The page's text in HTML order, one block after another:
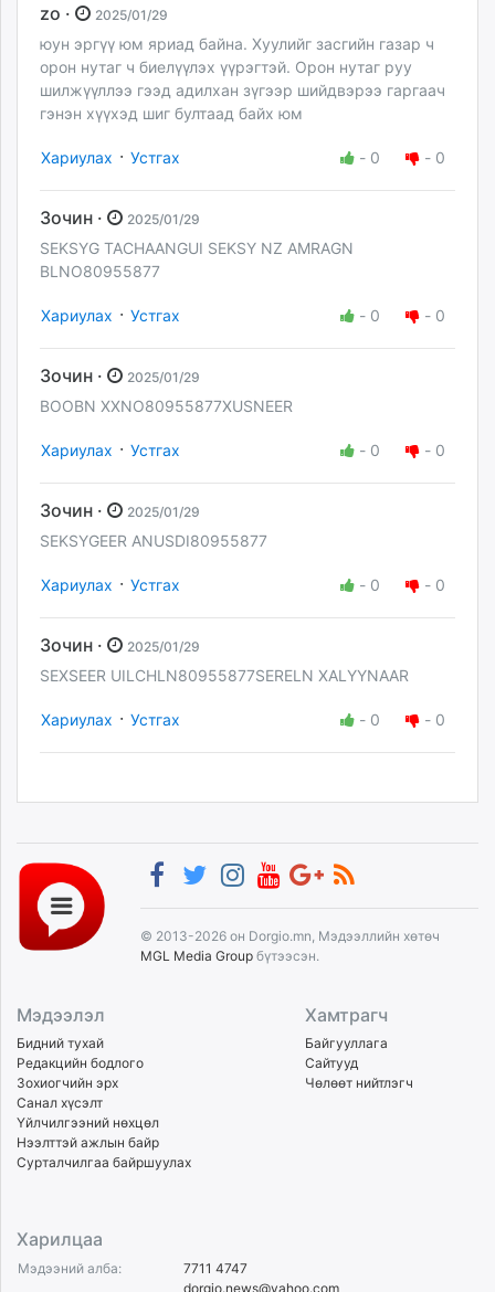
zo · 2025/01/29
юун эргүү юм яриад байна. Хуулийг засгийн газар ч
орон нутаг ч биелүүлэх үүрэгтэй. Орон нутаг руу
шилжүүллээ гээд адилхан зүгээр шийдвэрээ гаргаач
гэнэн хүүхэд шиг бултаад байх юм
Хариулах · Устгах - 0 - 0
Зочин · 2025/01/29
SEKSYG TACHAANGUI SEKSY NZ AMRAGN
BLNO80955877
Хариулах · Устгах - 0 - 0
Зочин · 2025/01/29
BOOBN XXNO80955877XUSNEER
Хариулах · Устгах - 0 - 0
Зочин · 2025/01/29
SEKSYGEER ANUSDI80955877
Хариулах · Устгах - 0 - 0
Зочин · 2025/01/29
SEXSEER UILCHLN80955877SERELN XALYYNAAR
Хариулах · Устгах - 0 - 0
© 2013-2026 он Dorgio.mn, Мэдээллийн хөтөч
MGL Media Group бүтээсэн.
Мэдээлэл
Бидний тухай
Редакцийн бодлого
Зохиогчийн эрх
Санал хүсэлт
Үйлчилгээний нөхцөл
Нээлттэй ажлын байр
Сурталчилгаа байршуулах
Хамтрагч
Байгууллага
Сайтууд
Чөлөөт нийтлэгч
Харилцаа
Мэдээний алба:
7711 4747
dorgio.news@yahoo.com